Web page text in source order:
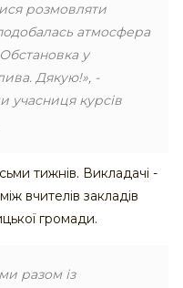
розмовляти
атмосфера
у
Дякую!», -
учасниця курсів
тижнів. Викладачі -
вчителів закладів
громади.
разом із